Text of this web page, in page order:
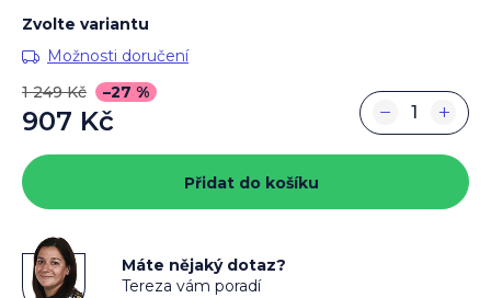
Zvolte variantu
Možnosti doručení
1 249 Kč
–27 %
907 Kč
cena:
+
−
Přidat do košíku
Máte nějaký dotaz?
Tereza vám poradí